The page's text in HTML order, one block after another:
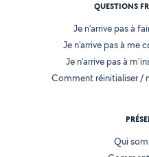
QUESTIONS
Je n'arrive pas à
Je n'arrive pas à me
Je n'arrive pas à
Comment réinitialiser /
Qui